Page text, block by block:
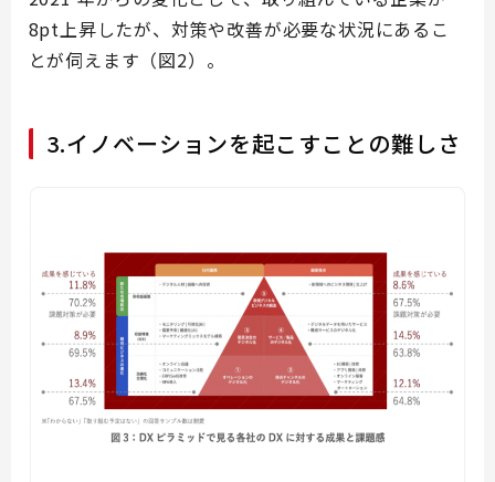
8pt上昇したが、対策や改善が必要な状況にあるこ
とが伺えます（図2）。
3.イノベーションを起こすことの難しさ